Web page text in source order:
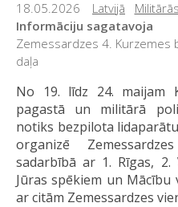
18.05.2026 Latvijā
Informāciju sagatavoja
Zemessardzes 4. Kurzemes
daļa
No 19. līdz 24. maijam
pagastā un militārā
notiks bezpilota
organizē
sadarbībā ar 1. Rīgas, 2.
Jūras spēkiem un
ar citām Zemessardzes